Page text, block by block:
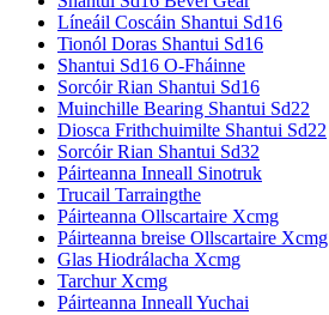
Líneáil Coscáin Shantui Sd16
Tionól Doras Shantui Sd16
Shantui Sd16 O-Fháinne
Sorcóir Rian Shantui Sd16
Muinchille Bearing Shantui Sd22
Diosca Frithchuimilte Shantui Sd22
Sorcóir Rian Shantui Sd32
Páirteanna Inneall Sinotruk
Trucail Tarraingthe
Páirteanna Ollscartaire Xcmg
Páirteanna breise Ollscartaire Xcmg
Glas Hiodrálacha Xcmg
Tarchur Xcmg
Páirteanna Inneall Yuchai